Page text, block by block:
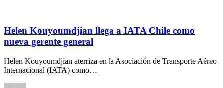
Helen Kouyoumdjian llega a IATA Chile como
nueva gerente general
Helen Kouyoumdjian aterriza en la Asociación de Transporte Aéreo
Internacional (IATA) como…